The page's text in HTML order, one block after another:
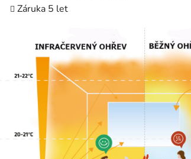
Záruka 5 let